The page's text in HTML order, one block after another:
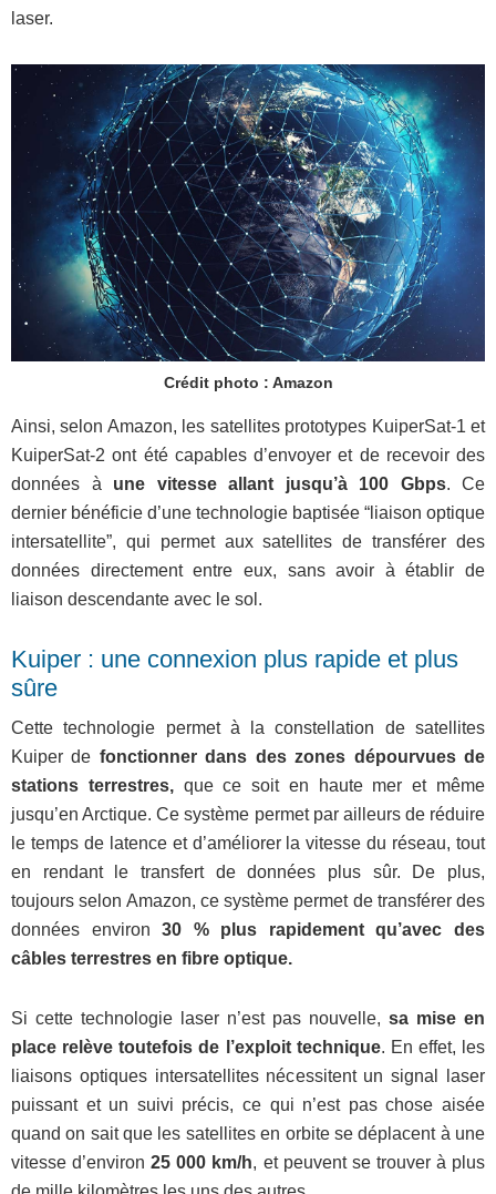
laser.
Crédit photo : Amazon
Ainsi, selon Amazon, les satellites prototypes KuiperSat-1 et
KuiperSat-2 ont été capables d’envoyer et de recevoir des
données à une vitesse allant jusqu’à 100 Gbps. Ce
dernier bénéficie d’une technologie baptisée “liaison optique
intersatellite”, qui permet aux satellites de transférer des
données directement entre eux, sans avoir à établir de
liaison descendante avec le sol.
Kuiper : une connexion plus rapide et plus
sûre
Cette technologie permet à la constellation de satellites
Kuiper de fonctionner dans des zones dépourvues de
stations terrestres,que ce soit en haute mer et même
jusqu’en Arctique. Ce système permet par ailleurs de réduire
le temps de latence et d’améliorer la vitesse du réseau, tout
en rendant le transfert de données plus sûr. De plus,
toujours selon Amazon, ce système permet de transférer des
données environ30 % plus rapidement qu’avec des
câbles terrestres en fibre optique.
Si cette technologie laser n’est pas nouvelle, sa mise en
place relève toutefois de l’exploit technique. En effet, les
liaisons optiques intersatellites nécessitent un signal laser
puissant et un suivi précis, ce qui n’est pas chose aisée
quand on sait que les satellites en orbite se déplacent à une
vitesse d’environ25 000 km/h, et peuvent se trouver à plus